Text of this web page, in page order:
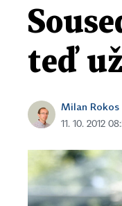
teď
Milan Rokos
11. 10. 2012